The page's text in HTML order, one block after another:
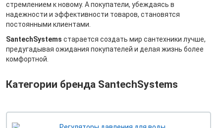
стремлением к новому. А покупатели, убеждаясь в
надежности и эффективности товаров, становятся
постоянными клиентами.
SantechSystems старается создать мир сантехники лучше,
предугадывая ожидания покупателей и делая жизнь более
комфортной.
Категории бренда SantechSystems